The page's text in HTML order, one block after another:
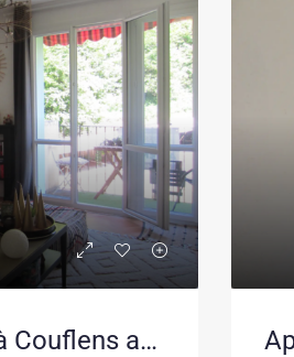
Appartement T3/4 à Couflens avec balcon, cave et parking en Vallée du Salat